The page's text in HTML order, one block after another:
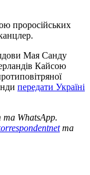
проросійських
Мая Санду
Кайсою
передати Україні
та WhatsApp.
та